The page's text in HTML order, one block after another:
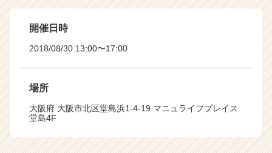
開催日時
2018/08/30 13:00〜17:00
場所
大阪府 大阪市北区堂島浜1-4-19 マニュライフプレイス
堂島4F